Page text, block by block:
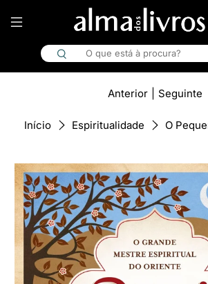
Início Espiritualidade O
Anterior Seguinte